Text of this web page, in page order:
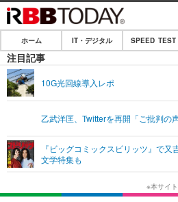
ホーム
IT・デジタル
ショッピング
エンタメTOP
ライフ
ライフTOP
リリース一覧
ホーム IT・デジタル SPEED TEST
注目記事
10G光回線導入レポ
乙武洋匡、Twitterを再開「ご批判の
『ビッグコミックスピリッツ』で又
文学特集も